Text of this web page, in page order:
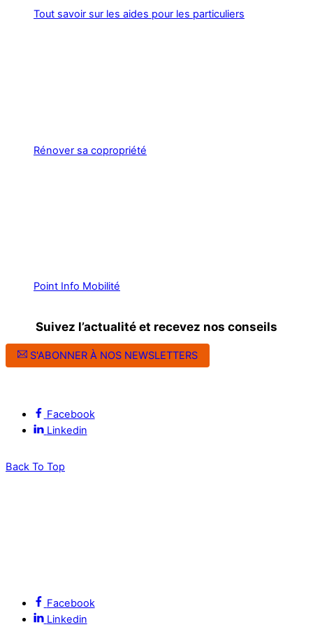
Tout savoir sur les aides pour les particuliers
Rénover sa copropriété
Point Info Mobilité
Suivez l’actualité et recevez nos conseils
S'ABONNER À NOS NEWSLETTERS
Facebook
Linkedin
Back To Top
Facebook
Linkedin